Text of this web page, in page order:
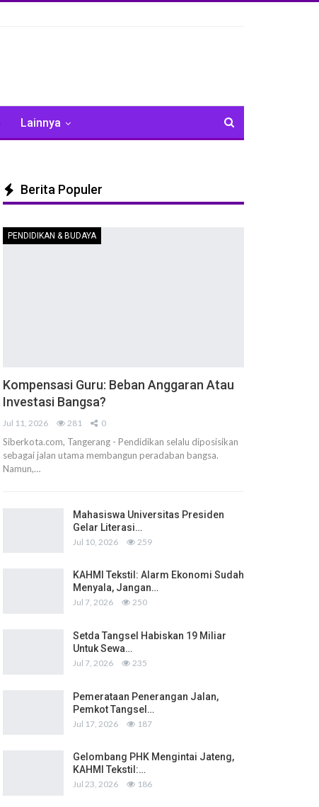
Lainnya
Berita Populer
PENDIDIKAN & BUDAYA
Kompensasi Guru: Beban Anggaran Atau
Investasi Bangsa?
Jul 11, 2026 281 0
Siberkota.com, Tangerang - Pendidikan selalu diposisikan
sebagai jalan utama membangun peradaban bangsa.
Namun,…
Mahasiswa Universitas Presiden
Gelar Literasi…
Jul 10, 2026 259
KAHMI Tekstil: Alarm Ekonomi Sudah
Menyala, Jangan…
Jul 7, 2026 250
Setda Tangsel Habiskan 19 Miliar
Untuk Sewa…
Jul 7, 2026 235
Pemerataan Penerangan Jalan,
Pemkot Tangsel…
Jul 17, 2026 187
Gelombang PHK Mengintai Jateng,
KAHMI Tekstil:…
Jul 23, 2026 186